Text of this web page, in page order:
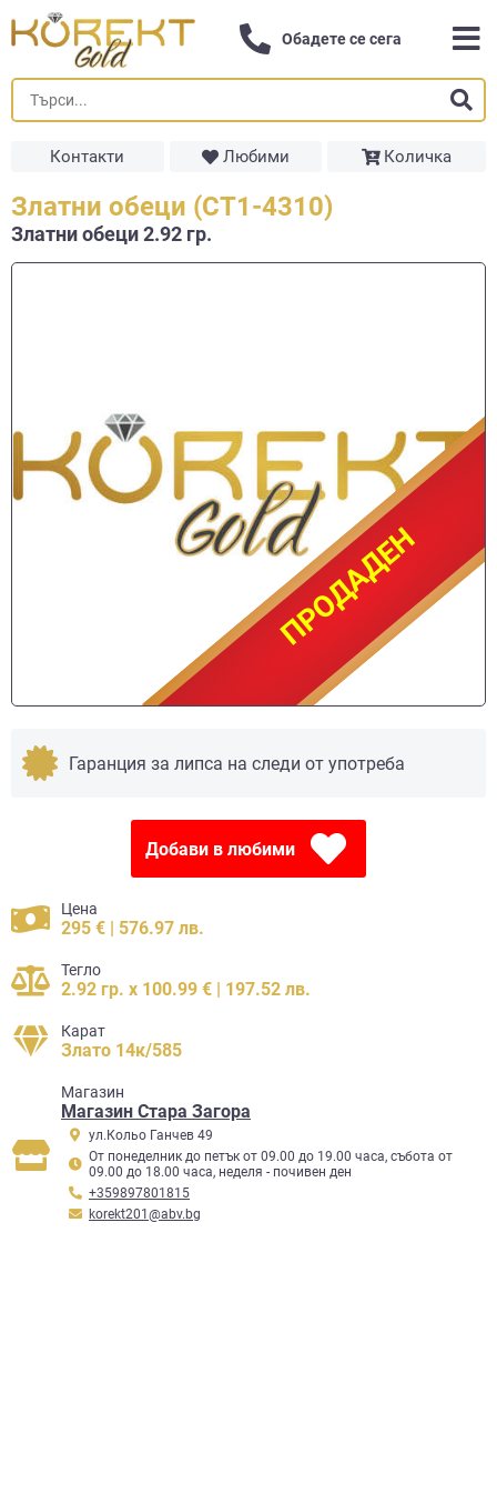
Обадете се сега
Контакти Любими Количка
Златни обеци (СТ1-4310)
Златни обеци 2.92 гр.
ПРОДАДЕН
ПРОДАДЕН
Гаранция за липса на следи от употреба
Добави в любими
Цена
295 € | 576.97 лв.
Тегло
2.92 гр. x 100.99 € | 197.52 лв.
Карат
Злато 14к/585
Mагазин
Магазин Стара Загора
ул.Кольо Ганчев 49
От понеделник до петък от 09.00 до 19.00 часа, събота от
09.00 до 18.00 часа, неделя - почивен ден
+359897801815
korekt201@abv.bg